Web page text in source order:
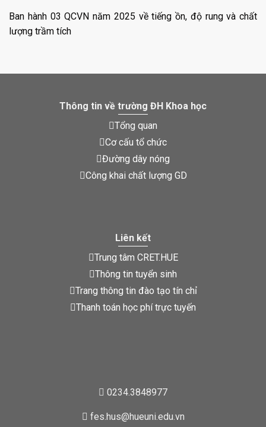
Ban hành 03 QCVN năm 2025 về tiếng ồn, độ rung và chất
lượng trầm tích
Thông tin về trường ĐH Khoa học
Tổng quan
Cơ cấu tổ chức
Đường dây nóng
Công khai chất lượng GD
Liên kết
Trung tâm CRET.HUE
Thông tin tuyển sinh
Trang thông tin đào tạo tín chỉ
Thanh toán học phí trực tuyến
0234.3848977
fes.hus@hueuni.edu.vn